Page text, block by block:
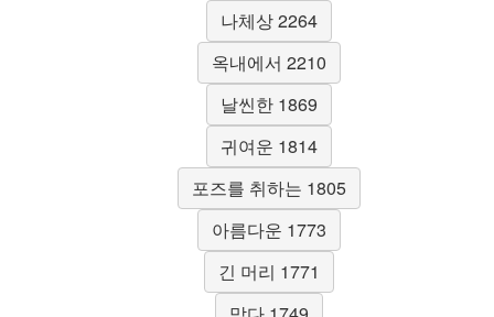
나체상 2264
옥내에서 2210
날씬한 1869
귀여운 1814
포즈를 취하는 1805
아름다운 1773
긴 머리 1771